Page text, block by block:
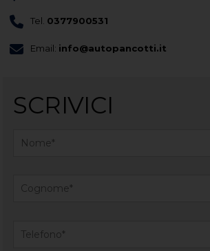
Tel. 0377900531
Email: info@autopancotti.it
SCRIVICI